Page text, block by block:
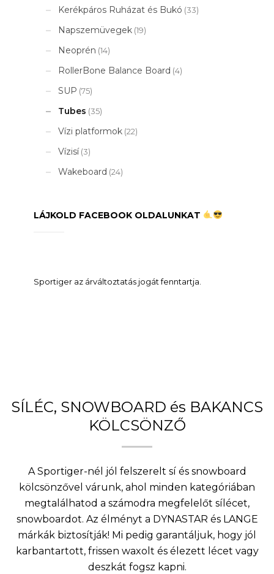
Kerékpáros Ruházat és Bukó (33)
Napszemüvegek (19)
Neoprén (14)
RollerBone Balance Board (4)
SUP (75)
Tubes (35)
Vízi platformok (22)
Vízisí (3)
Wakeboard (24)
LÁJKOLD FACEBOOK OLDALUNKAT
Sportiger az árváltoztatás jogát fenntartja.
SÍLÉC, SNOWBOARD és BAKANCS
KÖLCSÖNZŐ
A Sportiger-nél jól felszerelt sí és snowboard
kölcsönzővel várunk, ahol minden kategóriában
megtalálhatod a számodra megfelelőt sílécet,
snowboardot. Az élményt a DYNASTAR és LANGE
márkák biztosítják! Mi pedig garantáljuk, hogy jól
karbantartott, frissen waxolt és élezett lécet vagy
deszkát fogsz kapni.